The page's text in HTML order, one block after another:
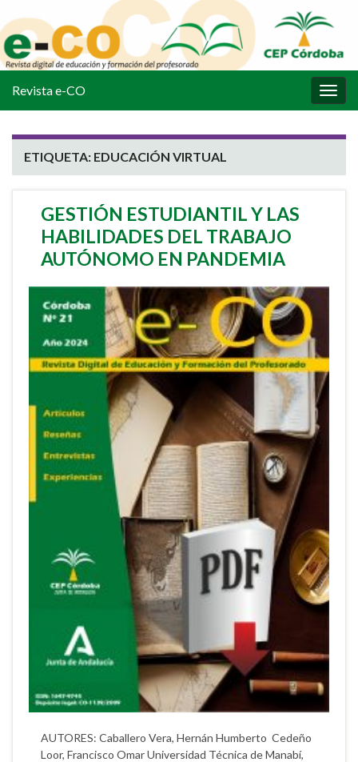
la
Revista e-CO
ETIQUETA: EDUCACIÓN VIRTUAL
GESTIÓN ESTUDIANTIL Y LAS
HABILIDADES DEL TRABAJO
AUTÓNOMO EN PANDEMIA
AUTORES: Caballero Vera, Hernán Humberto Cedeño
Loor, Francisco Omar Universidad Técnica de Manabí,